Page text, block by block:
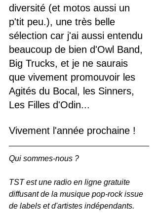
diversité (et motos aussi un
p'tit peu.), une très belle
sélection car j'ai aussi entendu
beaucoup de bien d'Owl Band,
Big Trucks, et je ne saurais
que vivement promouvoir les
Agités du Bocal, les Sinners,
Les Filles d'Odin...
Vivement l'année prochaine !
Qui sommes-nous ?
TST est une radio en ligne gratuite
diffusant de la musique pop-rock issue
de labels et d'artistes indépendants.